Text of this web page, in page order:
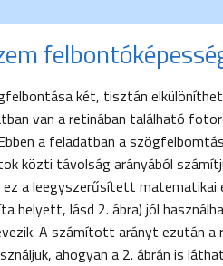
két, tisztán
van a retinában található
a feladatban a
közti távolság arányából
a leegyszerűsített matematikai
helyett, lásd 2. ábra) jól
A számított arányt ezután
ahogyan a 2. ábrán is